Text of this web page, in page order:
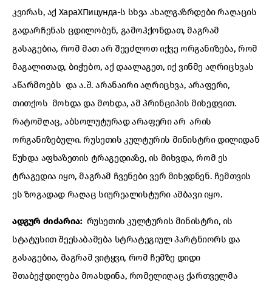
კვირას, აქ ХараХПицунда-ს სხვა ახალგაზრდები რაღაცის
გადარჩენას ცდილობენ, გამოჰქონდათ, მაგრამ
გასაგებია, რომ მათ არ შეეძლოთ იქვე ორგანიზება, რომ
მაგალითად, ბიჭებო, აქ დაალაგეთ, იქ ვინმე აღრიცხვას
აწარმოებს და ა.შ. არანაირი აღრიცხვა, არაფერი,
თითქოს მოხდა და მოხდა, ამ პრინციპის მიხედვით.
რატომღაც, აბსოლუტურად არაფერი არ არის
ორგანიზებული. რუსეთის კულტურის მინისტრი დილიდან
წუხდა აფხაზეთის ტრაგედიაზე, ის მიხვდა, რომ ეს
ტრაგედია იყო, მაგრამ ჩვენები ვერ მიხვდნენ. ჩემთვის
ეს ზოგადად რაღაც სიურეალისტური ამბავი იყო.
ადგურ ძიძარია: რუსეთის კულტურის მინისტრი, ის
სტატუსით შეესაბამება სტრატეგიულ პარტნიორს და
გასაგებია, მაგრამ ვიტყვი, რომ ჩემზე დიდი
შთაბეჭდილება მოახდინა, რომელიღაც ქართველმა